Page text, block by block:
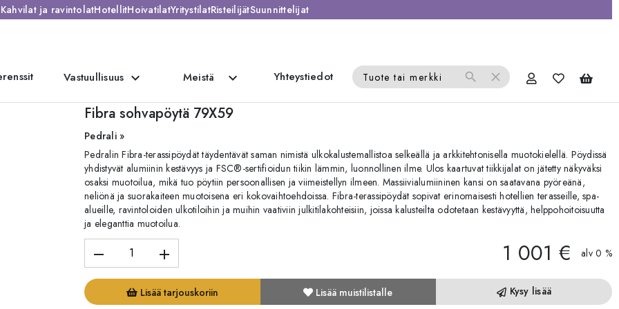
Kahvilat ja ravintolatHotellitHoivatilatYritystilatRisteilijätSuunnittelijat
Vastuullisuus expand_more Meistä expand_more Yhteystiedot Tuote tai merkki search close
Fibra sohvapöytä 79X59
Pedrali »
Pedralin Fibra-terassipöydät täydentävät saman nimistä ulkokalustemallistoa selkeällä ja arkkitehtonisella muotokielellä. Pöydissä
yhdistyvät alumiinin kestävyys ja FSC®-sertifioidun tiikin lämmin, luonnollinen ilme. Ulos kaartuvat tiikkijalat on jätetty näkyväksi
osaksi muotoilua, mikä tuo pöytiin persoonallisen ja viimeistellyn ilmeen. Massiivialumiininen kansi on saatavana pyöreänä,
neliönä ja suorakaiteen muotoisena eri kokovaihtoehdoissa. Fibra-terassipöydät sopivat erinomaisesti hotellien terasseille, spa-
alueille, ravintoloiden ulkotiloihin ja muihin vaativiin julkitilakohteisiin, joissa kalusteilta odotetaan kestävyyttä, helppohoitoisuutta
ja eleganttia muotoilua.
remove add 1 001 € alv 0 %
Lisää tarjouskoriin Lisää muistilistalle Kysy lisää